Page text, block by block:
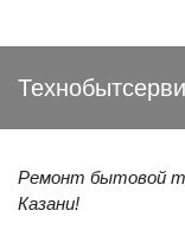
Ремонт бытовой
Казани!